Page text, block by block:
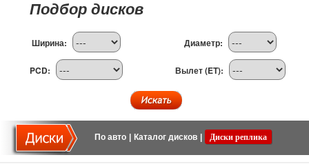
Подбор дисков
Ширина: Диаметр:
PCD: Вылет (ET):
По авто Каталог дисков Диски реплика